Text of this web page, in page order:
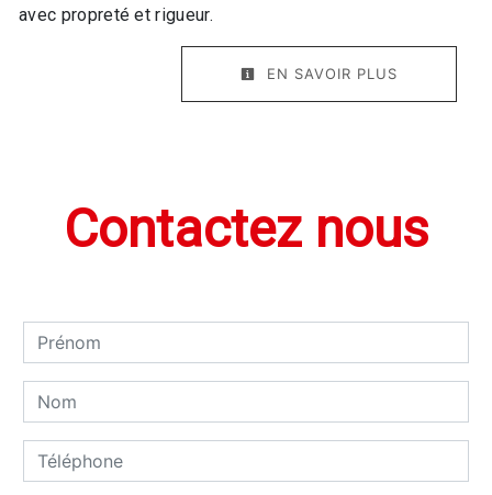
avec propreté et rigueur.
EN SAVOIR PLUS
Contactez nous